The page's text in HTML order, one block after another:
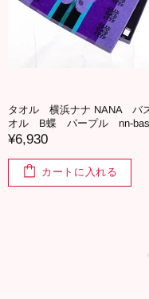
タオル 横浜ナナ NANA バ
オル B蝶 パープル nn-
¥6,930
カートに入れる